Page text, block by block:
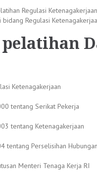
Regulasi
Regulasi
pelatihan
Ketenagakerjaan
tentang Serikat Pekerja
tentang Ketenagakerjaan
tentang Perselisihan
Menteri Tenaga Kerja RI